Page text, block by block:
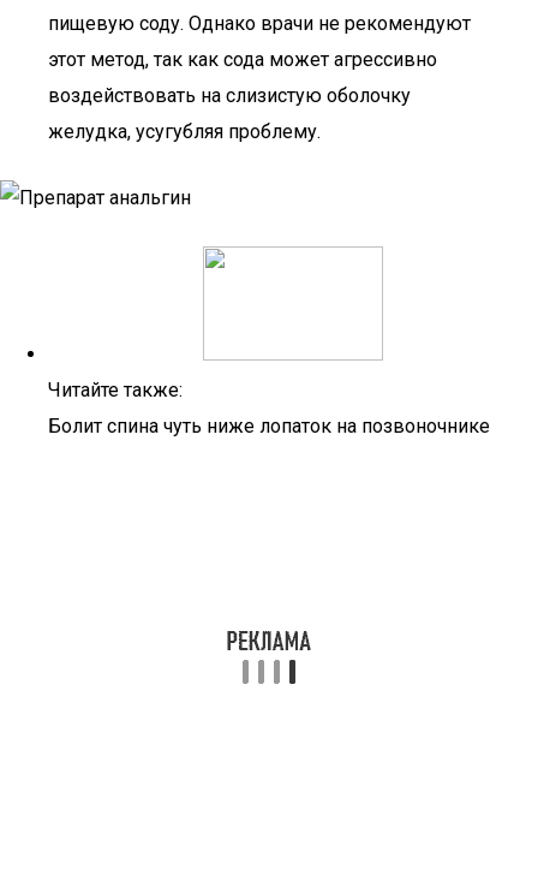
пищевую соду. Однако врачи не рекомендуют
этот метод, так как сода может агрессивно
воздействовать на слизистую оболочку
желудка, усугубляя проблему.
Читайте также:
Болит спина чуть ниже лопаток на позвоночнике